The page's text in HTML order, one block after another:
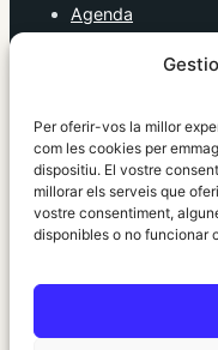
Per oferir-vos la millor
com les cookies per
dispositiu. El vostre
millorar els serveis que
vostre consentiment,
disponibles o no funcionar
Agenda
Política
Societat
Tendències
elRidaura.com